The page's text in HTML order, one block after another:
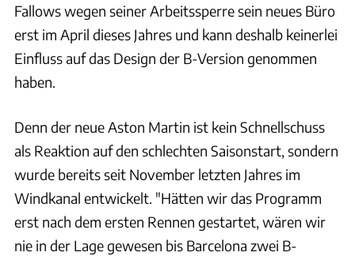
Fallows wegen seiner Arbeitssperre sein neues Büro
erst im April dieses Jahres und kann deshalb keinerlei
Einfluss auf das Design der B-Version genommen
haben.
Denn der neue Aston Martin ist kein Schnellschuss
als Reaktion auf den schlechten Saisonstart, sondern
wurde bereits seit November letzten Jahres im
Windkanal entwickelt. "Hätten wir das Programm
erst nach dem ersten Rennen gestartet, wären wir
nie in der Lage gewesen bis Barcelona zwei B-